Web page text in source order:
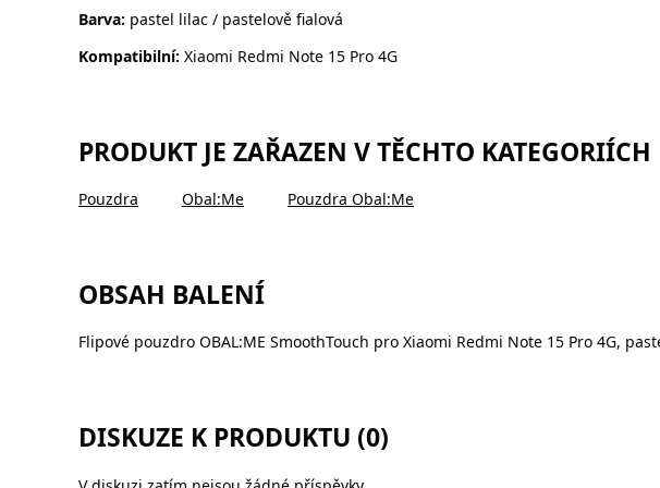
Barva: pastel lilac / pastelově fialová
Kompatibilní: Xiaomi Redmi Note 15 Pro 4G
PRODUKT JE ZAŘAZEN V TĚCHTO KATEGORIÍCH
Pouzdra Obal:Me Pouzdra Obal:Me
OBSAH BALENÍ
Flipové pouzdro OBAL:ME SmoothTouch pro Xiaomi Redmi Note 15 Pro 4G,
DISKUZE K PRODUKTU (0)